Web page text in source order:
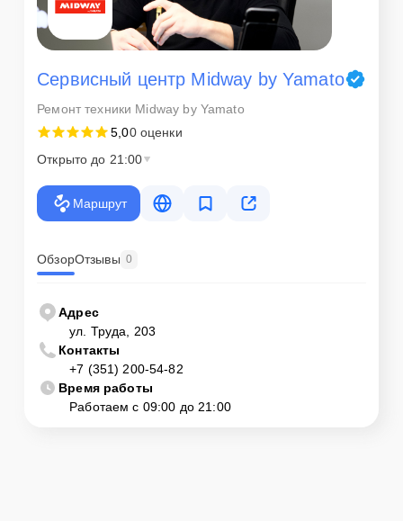
Сервисный центр Midway by Yamato
Ремонт техники Midway by Yamato
5,00 оценки
Открыто до 21:00
Маршрут
ОбзорОтзывы 0
Адрес
ул. Труда, 203
Контакты
+7 (351) 200-54-82
Время работы
Работаем с 09:00 до 21:00